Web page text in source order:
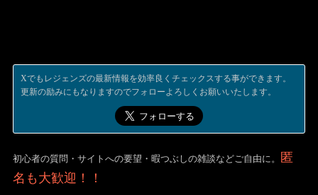
Xでもレジェンズの最新情報を効率良くチェックスする事ができます。
更新の励みにもなりますのでフォローよろしくお願いいたします。
初心者の質問・サイトへの要望・暇つぶしの雑談などご自由に。
匿
名も大歓迎！！